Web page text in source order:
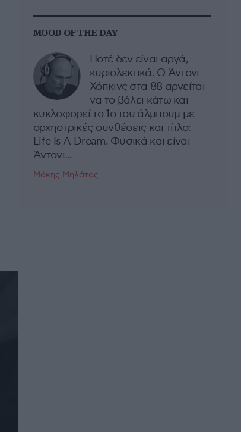
MOOD OF THE DAY
Ποτέ δεν είναι αργά,
κυριολεκτικά. Ο Άντονι
Χόπκινς στα 88 αρνείται
να το βάλει κάτω και
κυκλοφορεί το 1ο του άλμπουμ με
ορχηστρικές συνθέσεις και τίτλο:
Life Is A Dream. Φυσικά και είναι
Άντονι...
Μάκης Μηλάτος